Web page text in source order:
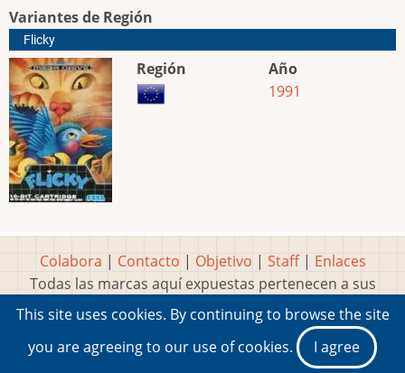
Variantes de Región
Flicky
Región
Año
1991
Colabora | Contacto | Objetivo | Staff| Enlaces
Todas las marcas aquí expuestas pertenecen a sus
respectivos y legítimos dueños
Idea, página, contenidos y diseños creados porMarty
2001-2026 Museo del Videojuego®
This site uses cookies. By continuing to browse the site
you are agreeing to our use of cookies.
I agree